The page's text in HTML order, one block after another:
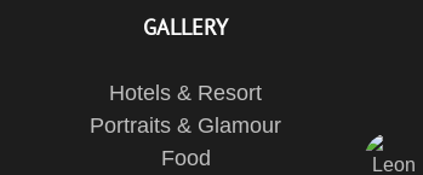
GALLERY
Hotels & Resort
Portraits & Glamour
Food